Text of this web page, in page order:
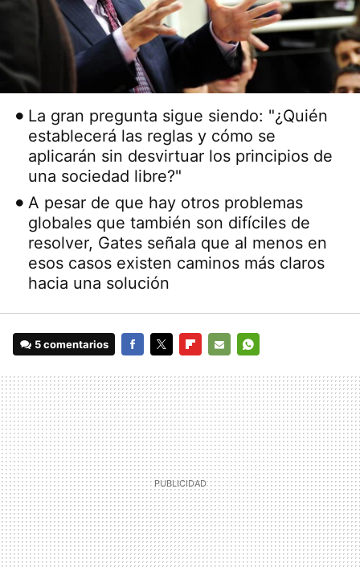
La gran pregunta sigue siendo: "¿Quién
establecerá las reglas y cómo se
aplicarán sin desvirtuar los principios de
una sociedad libre?"
A pesar de que hay otros problemas
globales que también son difíciles de
resolver, Gates señala que al menos en
esos casos existen caminos más claros
hacia una solución
5 comentarios
MAIL